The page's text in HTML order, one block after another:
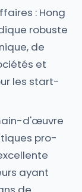
: Hong
robuste
de
et
les start-
d'œuvre
pro-
ayant